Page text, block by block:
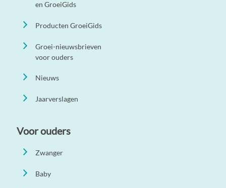
en GroeiGids
Producten GroeiGids
Groei-nieuwsbrieven
voor ouders
Nieuws
Jaarverslagen
Voor ouders
Zwanger
Baby